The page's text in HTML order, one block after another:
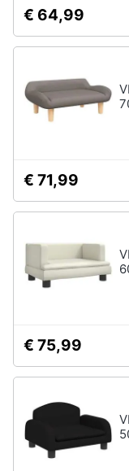
€ 64,99
€ 71,99
€ 75,99